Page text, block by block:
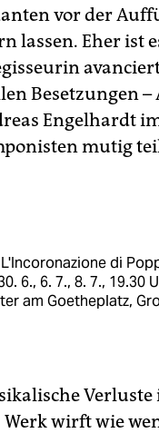
vor der
lassen. Eher ist
Besetzungen –
Engelhardt
mutig
di
6., 6. 7., 8. 7., 19.30
am Goetheplatz,
wirft wie